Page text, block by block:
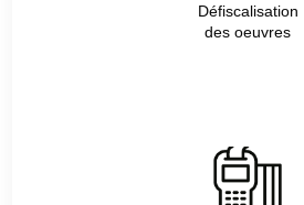
Défiscalisation
des oeuvres